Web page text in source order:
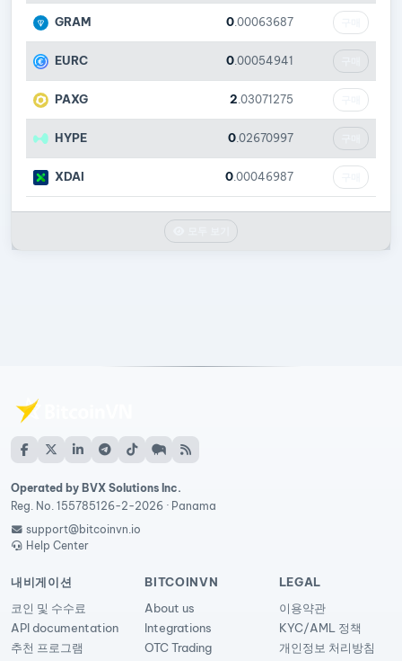
GRAM 0 .00063687
EURC 0 .00054941
PAXG 2 .03071275
HYPE 0 .02670997
XDAI 0 .00046987
Operated by BVX Solutions Inc.
Reg. No. 155785126-2-2026 · Panama
support@bitcoinvn.io
Help Center
내비게이션
코인 및 수수료
API documentation
추천 프로그램
BITCOINVN
About us
Integrations
OTC Trading
LEGAL
이용약관
KYC/AML 정책
개인정보 처리방침